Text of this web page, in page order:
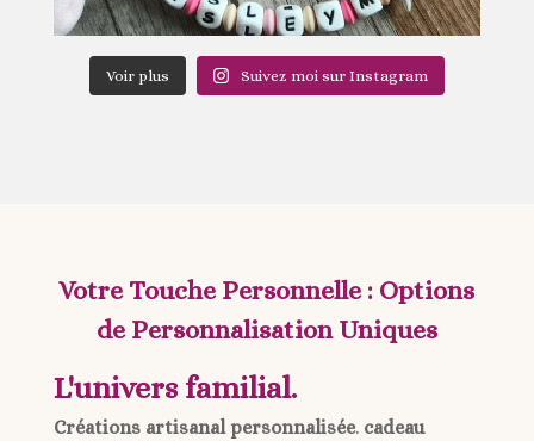
Voir plus Suivez moi sur Instagram
Votre Touche Personnelle : Options
de Personnalisation Uniques
L'univers familial.
Créations artisanal personnalisée. cadeau